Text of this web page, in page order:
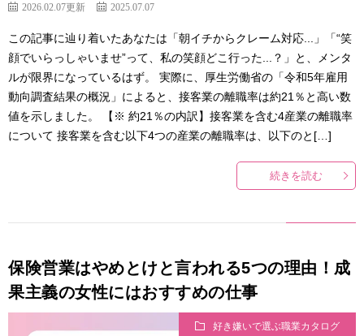
2026.02.07更新 2025.07.07
この記事に辿り着いたあなたは「朝イチからクレーム対応...」「“笑
顔でいらっしゃいませ”って、私の笑顔どこ行った...？」と、メンタ
ルが限界になっているはず。 実際に、厚生労働省の「令和5年雇用
動向調査結果の概況」によると、接客業の離職率は約21％と高い数
値を示しました。 【※ 約21％の内訳】接客業を含む4産業の離職率
について 接客業を含む以下4つの産業の離職率は、以下のと[…]
続きを読む
保険営業はやめとけと言われる5つの理由！成
果主義の女性にはおすすめの仕事
好き嫌いで選ぶ職業カタログ